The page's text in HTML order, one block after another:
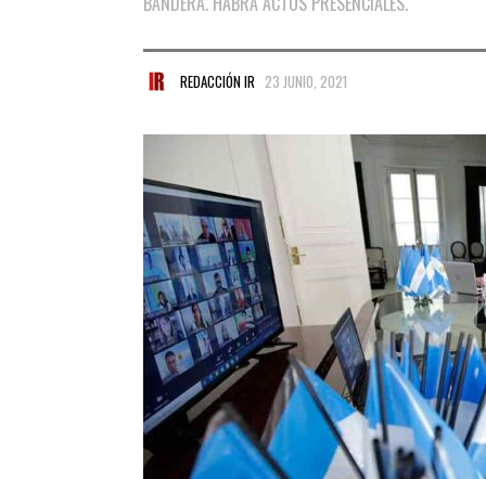
REDACCIÓN IR 23 JUNIO, 2021